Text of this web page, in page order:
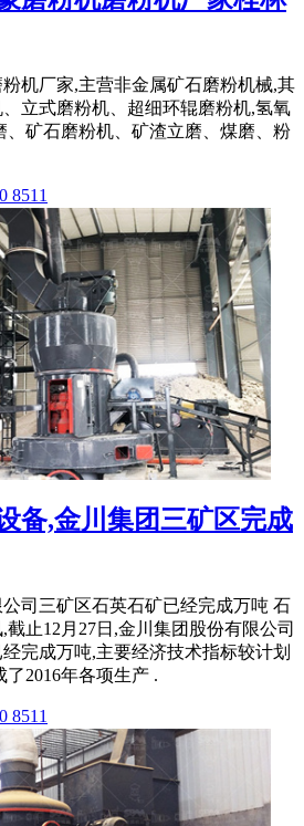
机厂家,主营非金属矿石磨粉机械,其
立式磨粉机、超细环辊磨粉机,氢氧
、矿石磨粉机、矿渣立磨、煤磨、粉
8511
备,金川集团三矿区完成
司三矿区石英石矿已经完成万吨 石
止12月27日,金川集团股份有限公司
完成万吨,主要经济技术指标较计划
2016年各项生产 .
8511